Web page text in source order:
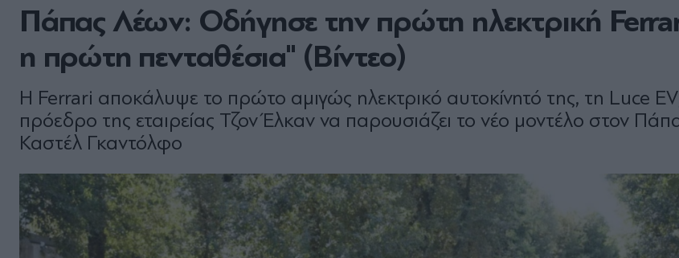
Πάπας Λέων: Οδήγησε την πρώτη ηλεκτρική
η πρώτη πενταθέσια" (Βίντεο)
Η Ferrari αποκάλυψε το πρώτο αμιγώς ηλεκτρικό αυτοκίνητό της, τη Luce
πρόεδρο της εταιρείας Τζον Έλκαν να παρουσιάζει το νέο μοντέλο στον
Καστέλ Γκαντόλφο